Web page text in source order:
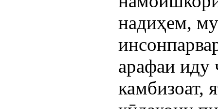
надиҳем,
арафаи иду
камбизоат,